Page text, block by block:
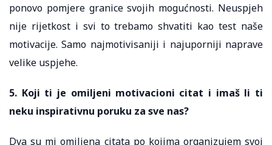
ponovo pomjere granice svojih mogućnosti. Neuspjeh
nije rijetkost i svi to trebamo shvatiti kao test naše
motivacije. Samo najmotivisaniji i najuporniji naprave
velike uspjehe.
5. Koji ti je omiljeni motivacioni citat i imaš li ti
neku inspirativnu poruku za sve nas?
Dva su mi omiljena citata po kojima organizujem svoj